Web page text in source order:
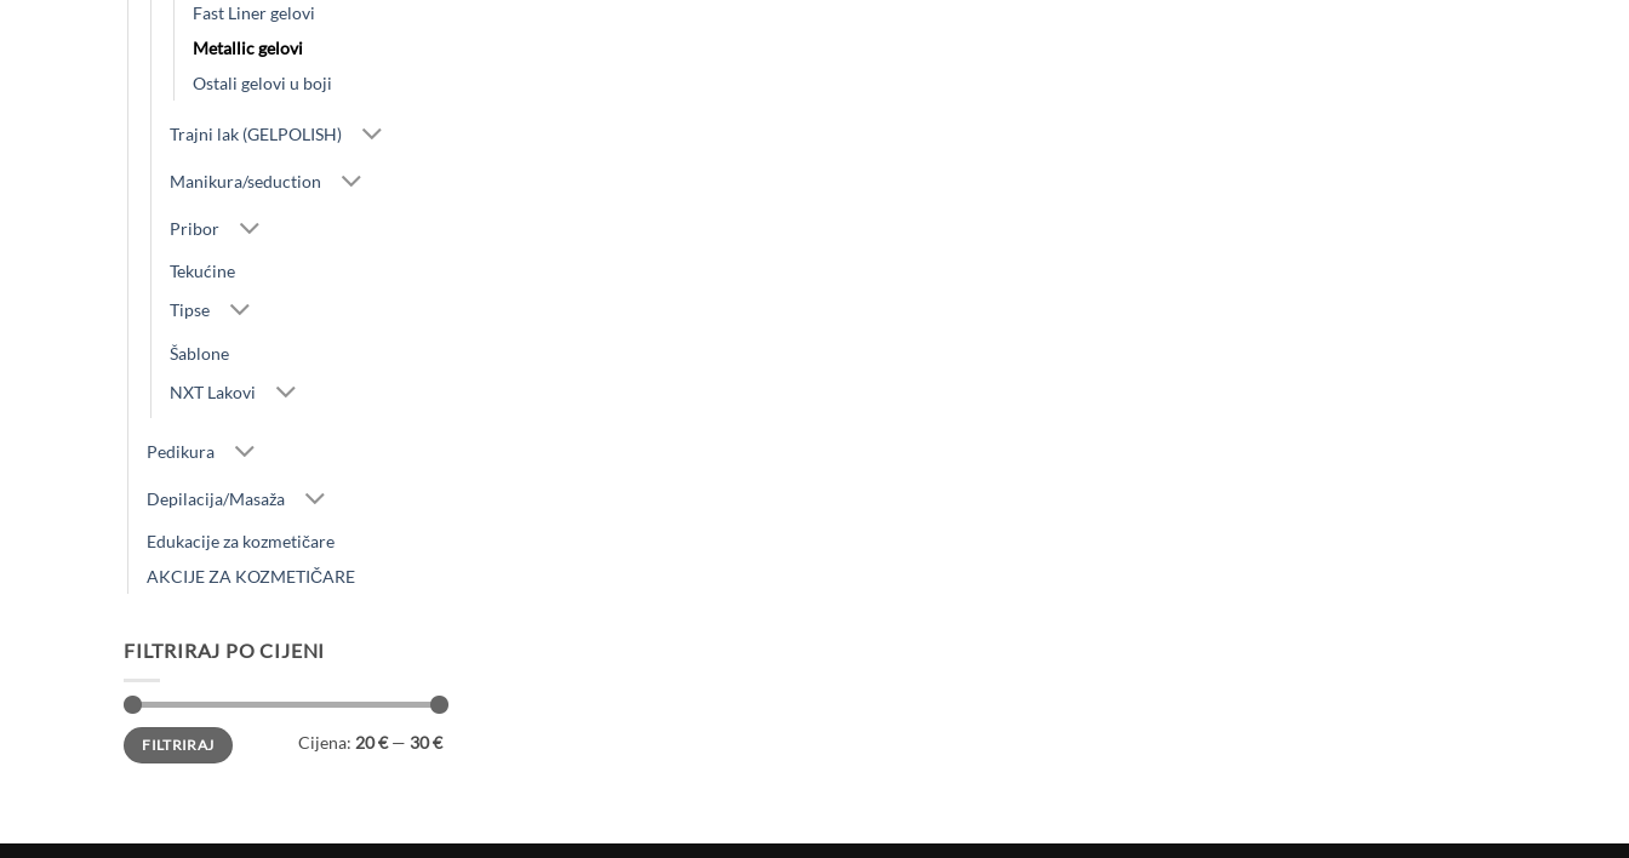
Fast Liner gelovi
Metallic gelovi
Ostali gelovi u boji
Trajni lak (GELPOLISH)
Manikura/seduction
Pribor
Tekućine
Tipse
Šablone
NXT Lakovi
Pedikura
Depilacija/Masaža
Edukacije za kozmetičare
AKCIJE ZA KOZMETIČARE
FILTRIRAJ PO CIJENI
Min
cijena
Maks
cijenaFILTRIRAJ Cijena: 20 €— 30 €